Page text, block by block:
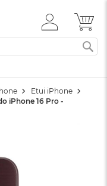
ZALOGUJ
SIĘ
Etui iPhone
iPhone 16 Pro -